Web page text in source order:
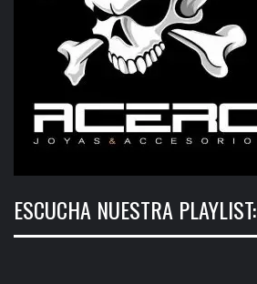
ESCUCHA NUESTRA PLAYLIST: